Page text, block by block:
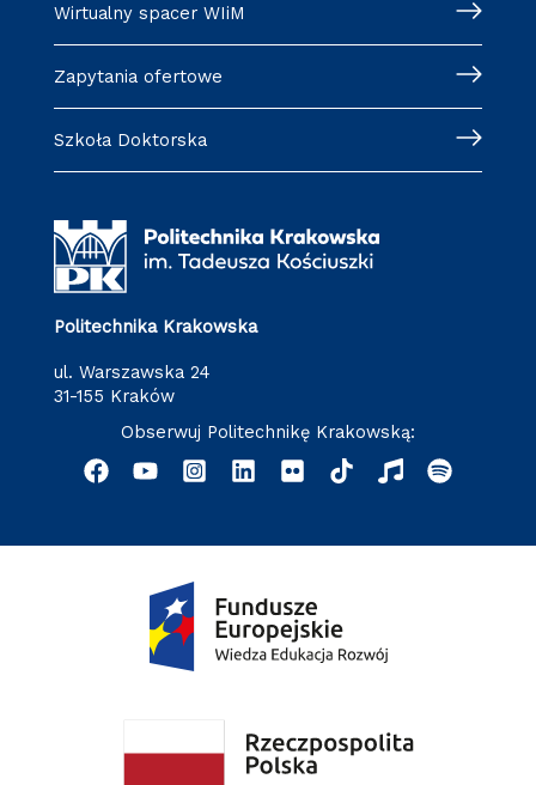
Wirtualny spacer WIiM
Zapytania ofertowe
Szkoła Doktorska
Politechnika Krakowska
ul. Warszawska 24
31-155 Kraków
Obserwuj Politechnikę Krakowską: